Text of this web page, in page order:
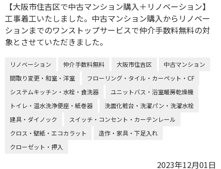
【大阪市住吉区で中古マンション購入＋リノベーション】
工事着工いたしました。中古マンション購入からリノベー
ションまでのワンストップサービスで仲介手数料無料の対
象とさせていただきました。
リノベーション 仲介手数料無料 大阪市住吉区
中古マンション
間取り変更・和室・洋室
フローリング・タイル・カーペット・CF
システムキッチン・水栓・食洗器
ユニットバス・浴室暖房乾燥機
トイレ・温水洗浄便座・紙巻器
洗面化粧台・洗濯パン・洗濯水栓
建具・ダイノック
スイッチ・コンセント・カーテンレール
クロス・壁紙・エコカラット
造作・家具・下足入れ
クローゼット・押入
2023年12月01日